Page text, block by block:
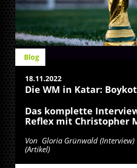
Blog
18.11.2022
Die WM in Katar:
Das komplette
Reflex mit Christopher
Von Gloria Grünwald
(Artikel)